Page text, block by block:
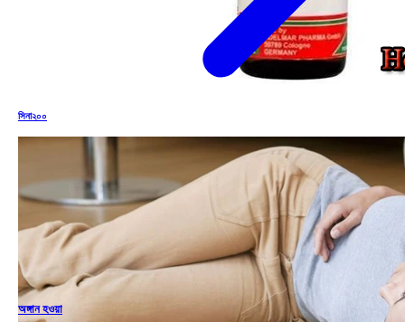
সিনা২০০
অঙ্গান হওয়া